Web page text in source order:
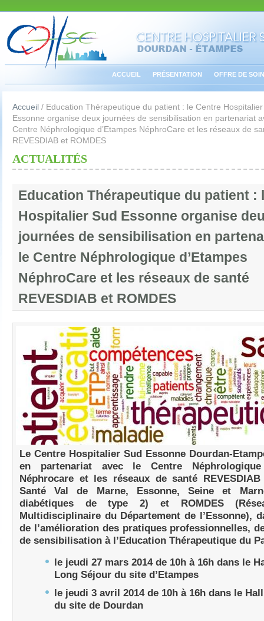
ACCUEIL PRÉSENTATION OFFRE DE
Accueil / Education Thérapeutique du patient : le Centre
Essonne organise deux journées de sensibilisation en partenariat
Centre Néphrologique d’Etampes NéphroCare et les réseaux de
REVESDIAB et ROMDES
ACTUALITÉS
Education Thérapeutique du patient :
Hospitalier Sud Essonne organise
journées de sensibilisation en
le Centre Néphrologique d’Etampes
NéphroCare et les réseaux de santé
REVESDIAB et ROMDES
Le Centre Hospitalier Sud Essonne Dourdan-
en partenariat avec le Centre Néphrologique
Néphrocare et les réseaux de santé REVESDIAB
Santé Val de Marne, Essonne, Seine et
diabétiques de type 2) et ROMDES
Multidisciplinaire du Département de l’Essonne),
de l’amélioration des pratiques professionnelles,
de sensibilisation à l’Education Thérapeutique du
le jeudi 27 mars 2014 de 10h à 16h dans le
Long Séjour du site d’Etampes
le jeudi 3 avril 2014 de 10h à 16h dans le
du site de Dourdan